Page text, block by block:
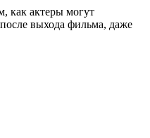
как актеры могут
выхода фильма, даже